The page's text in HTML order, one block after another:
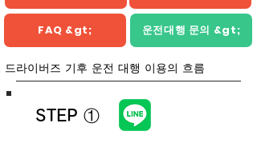
FAQ &gt; 운전대행 문의 &gt;
​드라이버즈 기후 운전 대행 이용의 흐름
STEP ①